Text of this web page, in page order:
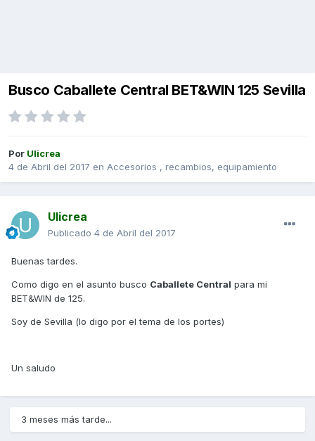
Busco Caballete Central BET&WIN 125 Sevilla
Por Ulicrea
4 de Abril del 2017 en Accesorios , recambios, equipamiento
Ulicrea
Publicado 4 de Abril del 2017
Buenas tardes.
Como digo en el asunto busco Caballete Central para mi
BET&WIN de 125.
Soy de Sevilla (lo digo por el tema de los portes)
Un saludo
3 meses más tarde...